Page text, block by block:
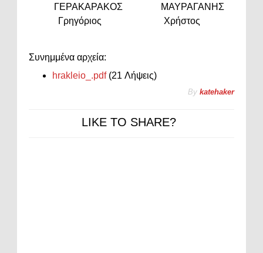
ΓΕΡΑΚΑΡΑΚΟΣ
Γρηγόριος
ΜΑΥΡΑΓΑΝΗΣ
Χρήστος
Συνημμένα αρχεία:
hrakleio_.pdf (21 Λήψεις)
By katehaker
LIKE TO SHARE?